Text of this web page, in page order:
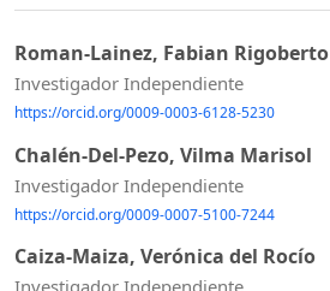
Roman-Lainez, Fabian Rigoberto
Investigador Independiente
https://orcid.org/0009-0003-6128-5230
Chalén-Del-Pezo, Vilma Marisol
Investigador Independiente
https://orcid.org/0009-0007-5100-7244
Caiza-Maiza, Verónica del Rocío
Investigador Independiente